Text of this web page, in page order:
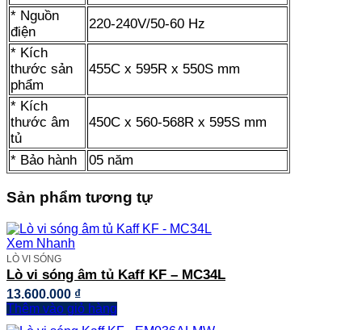
* Nguồn
điện
220-240V/50-60 Hz
* Kích
thước sản
phẩm
455C x 595R x 550S mm
* Kích
thước âm
tủ
450C x 560-568R x 595S mm
* Bảo hành 05 năm
Sản phẩm tương tự
Xem Nhanh
LÒ VI SÓNG
Lò vi sóng âm tủ Kaff KF – MC34L
13.600.000 ₫
Thêm vào giỏ hàng